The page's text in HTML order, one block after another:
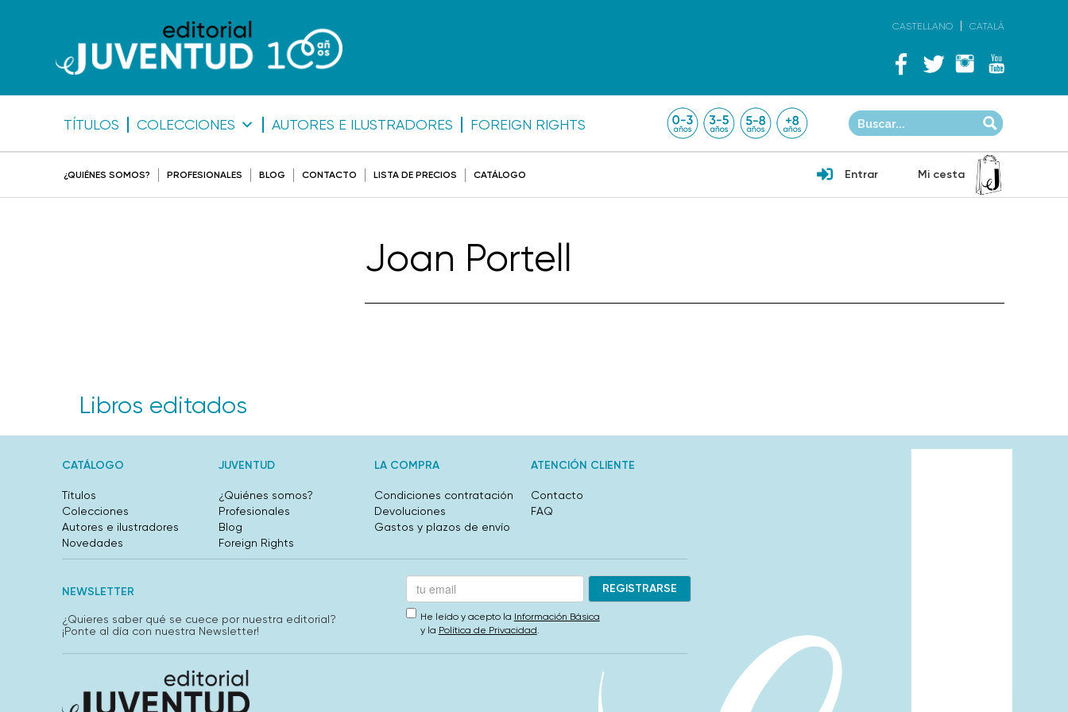
CASTELLANO CATALÀ
TÍTULOS COLECCIONES AUTORES E ILUSTRADORES FOREIGN RIGHTS
¿QUIÉNES SOMOS? PROFESIONALES BLOG CONTACTO LISTA DE PRECIOS CATÁLOGO Entrar Mi cesta
Joan Portell
Libros editados
CATÁLOGO
Títulos
Colecciones
Autores e ilustradores
Novedades
JUVENTUD
¿Quiénes somos?
Profesionales
Blog
Foreign Rights
LA COMPRA
Condiciones contratación
Devoluciones
Gastos y plazos de envío
ATENCIÓN CLIENTE
Contacto
FAQ
NEWSLETTER
¿Quieres saber qué se cuece por nuestra editorial?
¡Ponte al día con nuestra Newsletter!
He leído y acepto la Información Básica
y la Política de Privacidad.